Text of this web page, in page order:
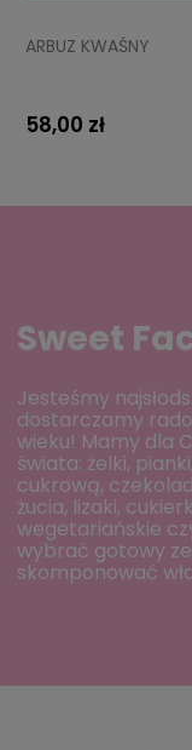
ARBUZ KWAŚNY
58,00 zł
Sweet
Jesteśmy
dostarczamy
wieku! Mamy dla
świata: żelki,
cukrową,
żucia, lizaki,
wegetariańskie
wybrać gotowy
skomponować